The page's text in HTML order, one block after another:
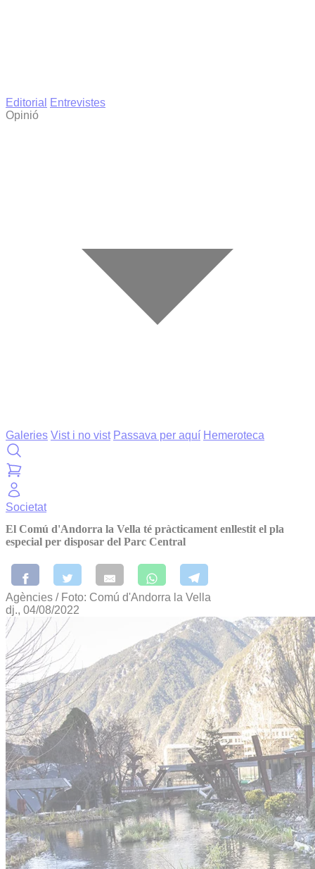
Editorial
Entrevistes
Opinió
Galeries Vist i no vist Passava per aquí Hemeroteca
Societat
El Comú d'Andorra la Vella té pràcticament enllestit el pla
especial per disposar del Parc Central
Agències / Foto: Comú d'Andorra la Vella
dj., 04/08/2022